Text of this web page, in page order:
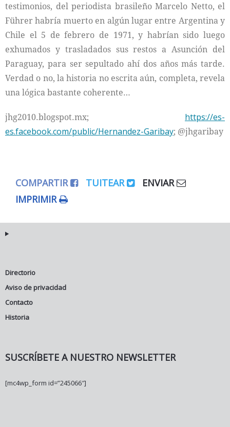
testimonios, del periodista brasileño Marcelo Netto, el
Führer habría muerto en algún lugar entre Argentina y
Chile el 5 de febrero de 1971, y habrían sido luego
exhumados y trasladados sus restos a Asunción del
Paraguay, para ser sepultado ahí dos años más tarde.
Verdad o no, la historia no escrita aún, completa, revela
una lógica bastante coherente…
jhg2010.blogspot.mx; https://es-
es.facebook.com/public/Hernandez-Garibay; @jhgaribay
COMPARTIR TUITEAR
ENVIAR
IMPRIMIR
Directorio
Aviso de privacidad
Contacto
Historia
SUSCRÍBETE A NUESTRO NEWSLETTER
[mc4wp_form id=”245066″]